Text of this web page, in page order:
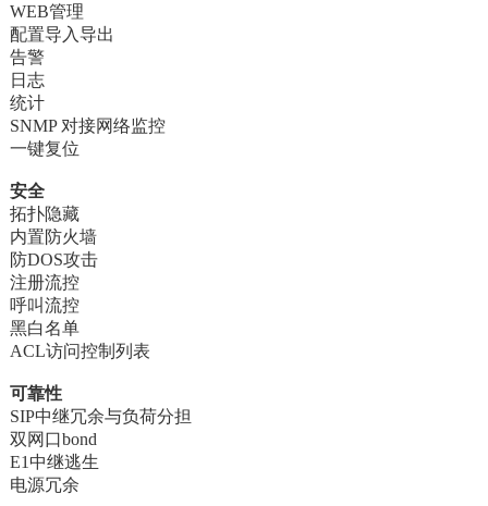
WEB管理
配置导入导出
告警
日志
统计
SNMP 对接网络监控
一键复位
安全
拓扑隐藏
内置防火墙
防DOS攻击
注册流控
呼叫流控
黑白名单
ACL访问控制列表
可靠性
SIP中继冗余与负荷分担
双网口bond
E1中继逃生
电源冗余